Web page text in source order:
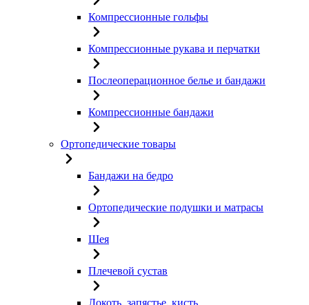
Компрессионные гольфы
Компрессионные рукава и перчатки
Послеоперационное белье и бандажи
Компрессионные бандажи
Ортопедические товары
Бандажи на бедро
Ортопедические подушки и матрасы
Шея
Плечевой сустав
Локоть, запястье, кисть